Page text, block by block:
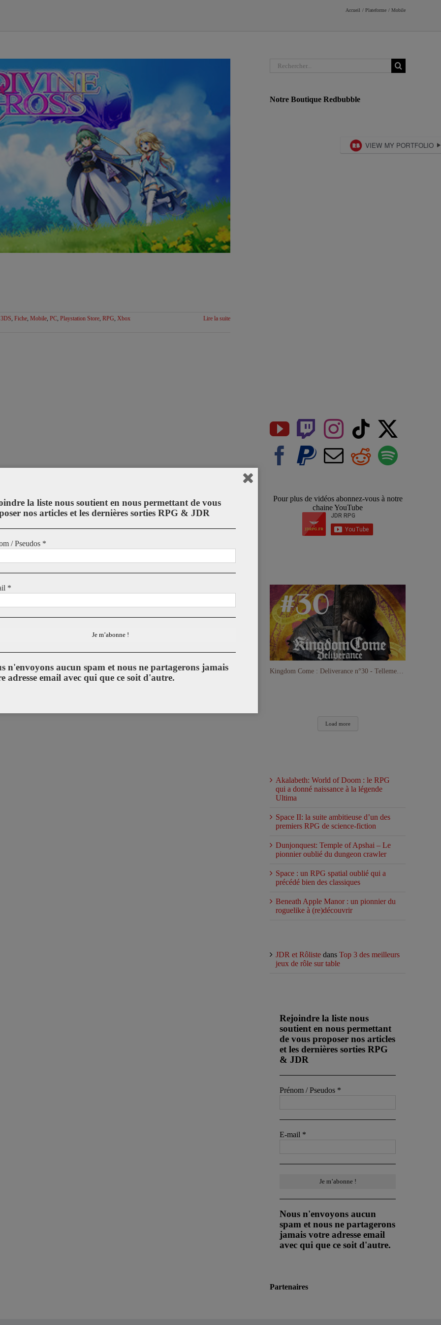
Accueil Plateforme Mobile
, Fiche, Mobile, PC, Playstation Store, RPG, Xbox
Lire la suite
Rechercher:
Notre Boutique Redbubble
Pour plus de vidéos abonnez-vous à notre
chaine YouTube
Load more
Akalabeth: World of Doom : le RPG
qui a donné naissance à la légende
Ultima
Space II: la suite ambitieuse d’un des
premiers RPG de science-fiction
Dunjonquest: Temple of Apshai – Le
pionnier oublié du dungeon crawler
Space : un RPG spatial oublié qui a
précédé bien des classiques
Beneath Apple Manor : un pionnier du
roguelike à (re)découvrir
JDR et Rôliste dans Top 3 des meilleurs
jeux de rôle sur table
Rejoindre la liste nous
soutient en nous permettant
de vous proposer nos articles
et les dernières sorties RPG
& JDR
Prénom / Pseudos *
E-mail *
Nous n'envoyons aucun
spam et nous ne partagerons
jamais votre adresse email
avec qui que ce soit d'autre.
Partenaires
la liste nous soutient en nous permettant de vous
nos articles et les dernières sorties RPG & JDR
/ Pseudos *
*
n'envoyons aucun spam et nous ne partagerons jamais
adresse email avec qui que ce soit d'autre.